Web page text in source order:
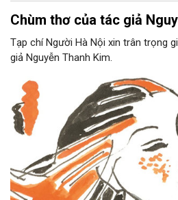
Chùm thơ của tác giả
Tạp chí Người Hà Nội xin trân trọng
giả Nguyễn Thanh Kim.